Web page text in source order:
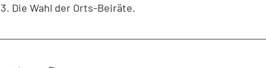
Die Wahl der Orts-Beiräte.